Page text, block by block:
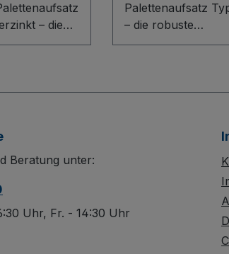
– die
bleiben alle
Seite
Die
Palettenaufsatz
– die robuste
Passend für Euro-
verfahrbar) und
über Längsseiten
Rundrohren,
die Schmalseiten
bleiben. Dauerhaft
Beratung unter:
Uhr, Fr. - 14:30 Uhr